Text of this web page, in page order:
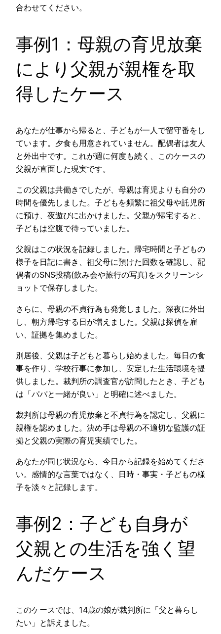
合わせてください。
事例1：母親の育児放棄
により父親が親権を取
得したケース
あなたが仕事から帰ると、子どもが一人で留守番をし
ています。夕食も用意されていません。配偶者は友人
と外出中です。これが週に何度も続く、このケースの
父親が直面した現実です。
この父親は共働きでしたが、母親は育児よりも自分の
時間を優先しました。子どもを頻繁に祖父母や託児所
に預け、夜遊びに出かけました。父親が帰宅すると、
子どもは空腹で待っていました。
父親はこの状況を記録しました。帰宅時間と子どもの
様子を日記に書き、祖父母に預けた回数を確認し、配
偶者のSNS投稿(飲み会や旅行の写真)をスクリーンシ
ョットで保存しました。
さらに、母親の不貞行為も発覚しました。深夜に外出
し、朝方帰宅する日が増えました。父親は探偵を雇
い、証拠を集めました。
別居後、父親は子どもと暮らし始めました。毎日の食
事を作り、学校行事に参加し、安定した生活環境を提
供しました。裁判所の調査官が訪問したとき、子ども
は「パパと一緒が良い」と明確に述べました。
裁判所は母親の育児放棄と不貞行為を認定し、父親に
親権を認めました。決め手は母親の不適切な監護の証
拠と父親の実際の育児実績でした。
あなたが同じ状況なら、今日から記録を始めてくださ
い。感情的な言葉ではなく、日時・事実・子どもの様
子を淡々と記録します。
事例2：子ども自身が
父親との生活を強く望
んだケース
このケースでは、14歳の娘が裁判所に「父と暮らし
たい」と訴えました。